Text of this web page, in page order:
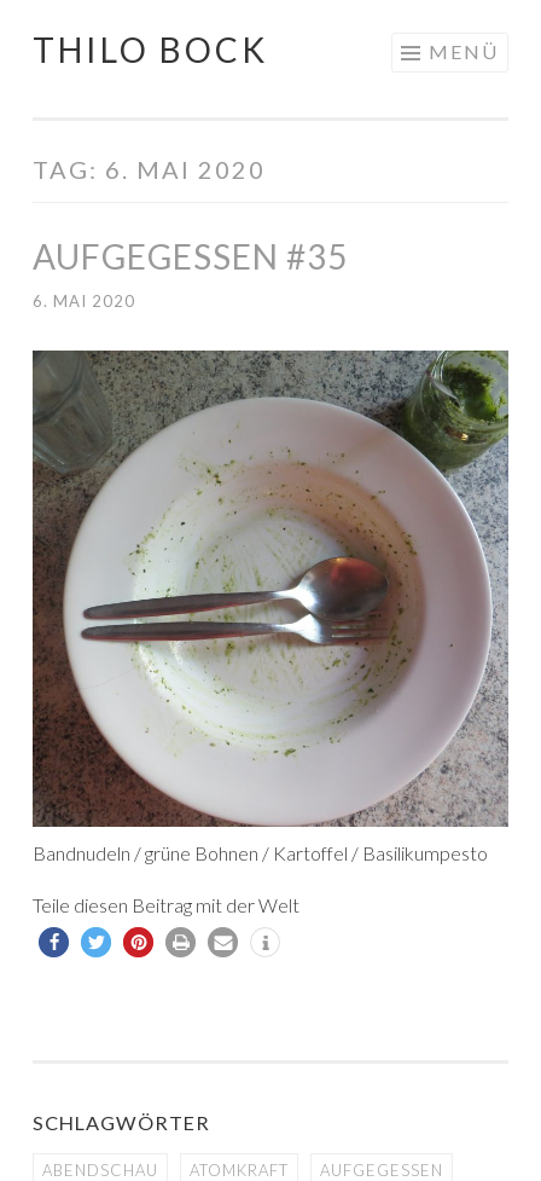
Springe
THILO BOCK MENÜ
TAG: 6. MAI 2020
AUFGEGESSEN #35
6. MAI 2020
Bandnudeln / grüne Bohnen / Kartoffel / Basilikumpesto
Teile diesen Beitrag mit der Welt
SCHLAGWÖRTER
ABENDSCHAU ATOMKRAFT AUFGEGESSEN